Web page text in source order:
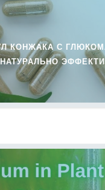
КОНЖАКА С